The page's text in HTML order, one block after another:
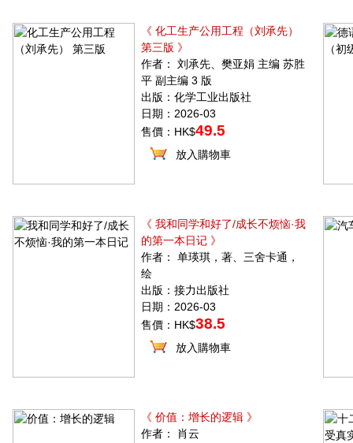
《 化工生产公用工程（刘承先）
第三版 》
作者： 刘承先、樊亚娟 主编 苏胜
平 副主编 3 版
出版：化学工业出版社
日期：2026-03
售價：HK$49.5
放入購物車
《 我和同学和好了/成长不烦恼·我
的第一本日记 》
作者： 单瑛琪，著、三舍卡通，
绘
出版：接力出版社
日期：2026-03
售價：HK$38.5
放入購物車
《 价值：增长的逻辑 》
作者： 肖云